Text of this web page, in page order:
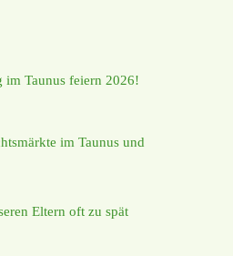
im Taunus feiern 2026!
im Taunus und
Eltern oft zu spät